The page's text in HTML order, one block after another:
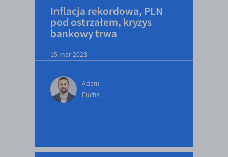
Inflacja rekordowa, PLN
pod ostrzałem, kryzys
bankowy trwa
15 mar 2023
Adam
Fuchs